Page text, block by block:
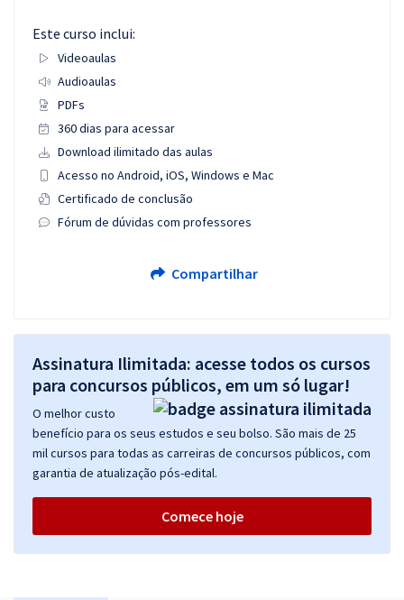
Este curso inclui:
Videoaulas
Audioaulas
PDFs
360 dias para acessar
Download ilimitado das aulas
Acesso no Android, iOS, Windows e Mac
Certificado de conclusão
Fórum de dúvidas com professores
Compartilhar
Assinatura Ilimitada: acesse todos os cursos
para concursos públicos, em um só lugar!
O melhor custo
benefício para os seus estudos e seu bolso. São mais de 25
mil cursos para todas as carreiras de concursos públicos, com
garantia de atualização pós-edital.
Comece hoje